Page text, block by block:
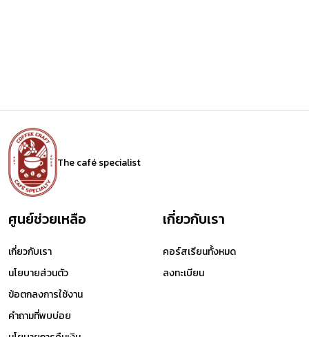
The café specialist
ศูนย์ช่วยเหลือ
เกี่ยวกับเรา
นโยบายส่วนตัว
ข้อตกลงการใช้งาน
คำถามที่พบบ่อย
เกี่ยวกับเรา
คอร์สเรียนทั้งหมด
ลงทะเบียน